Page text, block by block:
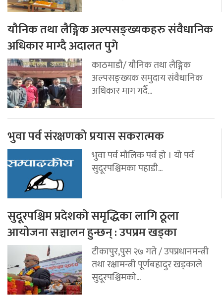
यौनिक तथा लैङ्गिक अल्पसङ्ख्यकहरु संवैधानिक
अधिकार माग्दै अदालत पुगे
काठमाडौ/ यौनिक तथा लैङ्गिक
अल्पसङ्ख्यक समुदाय संवैधानिक
अधिकार माग गर्दै...
भुवा पर्व संरक्षणको प्रयास सकरात्मक
भुवा पर्व मौलिक पर्व हो । यो पर्व
सुदूरपश्चिमका पहाडी...
सुदूरपश्चिम प्रदेशको समृद्धिका लागि ठूला
आयोजना सञ्चालन हुन्छन् : उपप्रम खड्का
टीकापुर,पुस २७ गते / उपप्रधानमन्त्री
तथा रक्षामन्त्री पूर्णबहादुर खड्काले
सुदूरपश्चिमको...